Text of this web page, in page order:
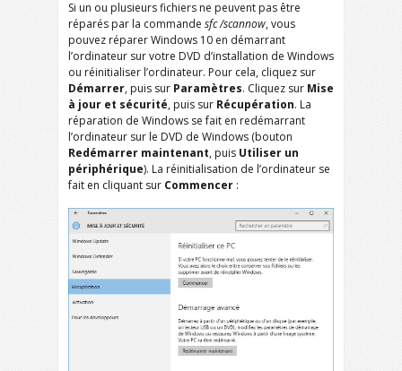
Si un ou plusieurs fichiers ne peuvent pas être
réparés par la commande sfc /scannow, vous
pouvez réparer Windows 10 en démarrant
l’ordinateur sur votre DVD d’installation de Windows
ou réinitialiser l’ordinateur. Pour cela, cliquez sur
Démarrer, puis sur Paramètres. Cliquez sur Mise
à jour et sécurité, puis sur Récupération. La
réparation de Windows se fait en redémarrant
l’ordinateur sur le DVD de Windows (bouton
Redémarrer maintenant, puis Utiliser un
périphérique). La réinitialisation de l’ordinateur se
fait en cliquant sur Commencer :